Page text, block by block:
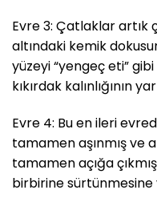
Evre 3: Çatlaklar artık
altındaki kemik
yüzeyi “yengeç eti”
kıkırdak kalınlığının
Evre 4: Bu en ileri
tamamen aşınmış ve
tamamen açığa
birbirine sürtünmesine